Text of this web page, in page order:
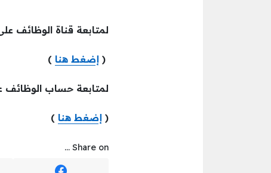
لمتابعة قناة الوظائف
( إضغط هنا )
لمتابعة حساب
( إضغط هنا )
Share on ...